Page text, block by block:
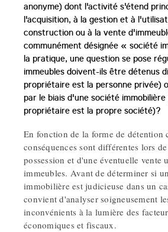
anonyme) dont l'activité s'étend
l'acquisition, à la gestion et à
construction ou à la vente
communément désignée « société
la pratique, une question se pose
immeubles doivent-ils être détenus
propriétaire est la personne privée)
par le biais d'une société immobilière
propriétaire est la propre société)?
En fonction de la forme de détention
conséquences sont différentes lors
possession et d'une éventuelle vente
immeubles. Avant de déterminer si
immobilière est judicieuse dans un
convient d'analyser soigneusement
inconvénients à la lumière des
économiques et fiscaux.